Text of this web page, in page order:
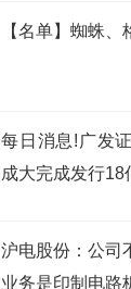
【名单】蜘蛛
每日消息!广发
成大完成发行
沪电股份：公司
业务是印制电路